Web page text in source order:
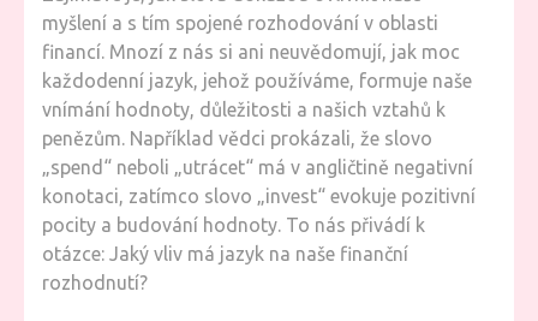
myšlení a s tím spojené rozhodování v oblasti
financí. Mnozí z nás si ani neuvědomují, jak moc
každodenní jazyk, jehož používáme, formuje naše
vnímání hodnoty, důležitosti a našich vztahů k
penězům. Například vědci prokázali, že slovo
„spend“ neboli „utrácet“ má v angličtině negativní
konotaci, zatímco slovo „invest“ evokuje pozitivní
pocity a budování hodnoty. To nás přivádí k
otázce: Jaký vliv má jazyk na naše finanční
rozhodnutí?